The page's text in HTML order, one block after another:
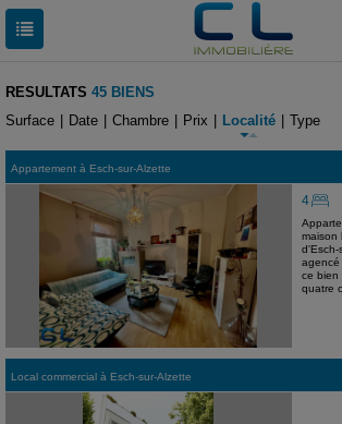
RESULTATS 45 BIENS
Surface
Date Chambre Prix Localité Type
Appartement à Esch-sur-Alzette
4
maison
d'Esch-
agencé
ce bien
quatre
Local commercial à Esch-sur-Alzette